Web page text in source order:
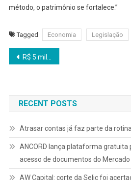
método, o patrimônio se fortalece.”
Tagged Economia Legislação
Navegação
Post
R$ 5 milhões: Florianópolis reforça segurança aeroportuária
RECENT POSTS
Atrasar contas já faz parte da
ANCORD lança plataforma gratuita
acesso de documentos do Mercado
AW Capital: corte da Selic foi